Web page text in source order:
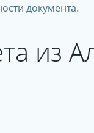
документа.
из